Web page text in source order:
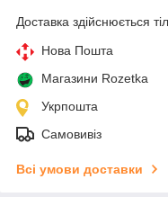
Доставка здійснюється
Нова Пошта
Магазини Rozetka
Укрпошта
Самовивіз
Всі умови доставки